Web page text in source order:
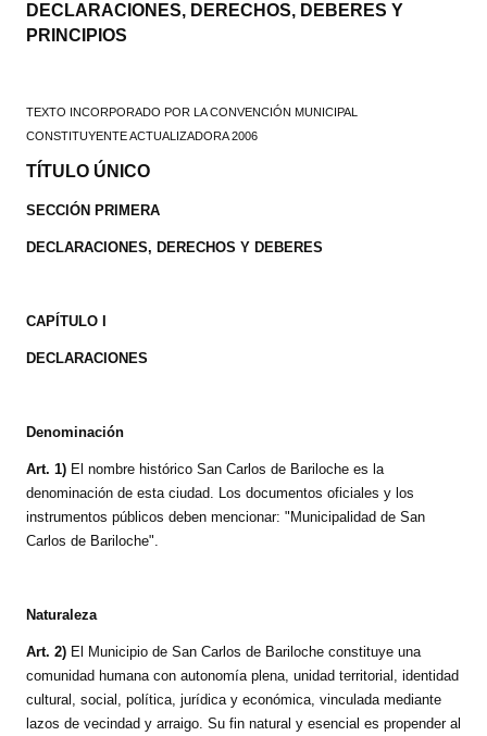
DECLARACIONES, DERECHOS, DEBERES Y
PRINCIPIOS
TEXTO INCORPORADO POR LA CONVENCIÓN MUNICIPAL
CONSTITUYENTE ACTUALIZADORA 2006
TÍTULO ÚNICO
SECCIÓN PRIMERA
DECLARACIONES, DERECHOS Y DEBERES
CAPÍTULO I
DECLARACIONES
Denominación
Art. 1) El nombre histórico San Carlos de Bariloche es la
denominación de esta ciudad. Los documentos oficiales y los
instrumentos públicos deben mencionar: "Municipalidad de San
Carlos de Bariloche".
Naturaleza
Art. 2) El Municipio de San Carlos de Bariloche constituye una
comunidad humana con autonomía plena, unidad territorial, identidad
cultural, social, política, jurídica y económica, vinculada mediante
lazos de vecindad y arraigo. Su fin natural y esencial es propender al